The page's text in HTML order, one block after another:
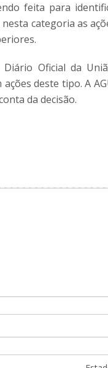
feita para
categoria as
Oficial da
deste tipo. A
da decisão.